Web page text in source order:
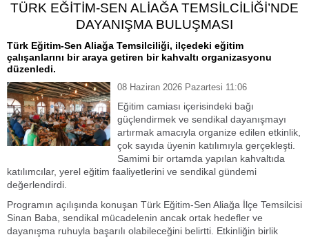
TÜRK EĞİTİM-SEN ALİAĞA TEMSİLCİLİĞİ’NDE
DAYANIŞMA BULUŞMASI
Türk Eğitim-Sen Aliağa Temsilciliği, ilçedeki eğitim
çalışanlarını bir araya getiren bir kahvaltı organizasyonu
düzenledi.
08 Haziran 2026 Pazartesi 11:06
Eğitim camiası içerisindeki bağı
güçlendirmek ve sendikal dayanışmayı
artırmak amacıyla organize edilen etkinlik,
çok sayıda üyenin katılımıyla gerçekleşti.
Samimi bir ortamda yapılan kahvaltıda
katılımcılar, yerel eğitim faaliyetlerini ve sendikal gündemi
değerlendirdi.
Programın açılışında konuşan Türk Eğitim-Sen Aliağa İlçe Temsilcisi
Sinan Baba, sendikal mücadelenin ancak ortak hedefler ve
dayanışma ruhuyla başarılı olabileceğini belirtti. Etkinliğin birlik